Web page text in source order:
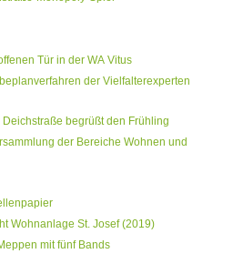
Tür in der WA Vitus
der Vielfalterexperten
begrüßt den Frühling
der Bereiche Wohnen und
Wohnanlage St. Josef (2019)
mit fünf Bands